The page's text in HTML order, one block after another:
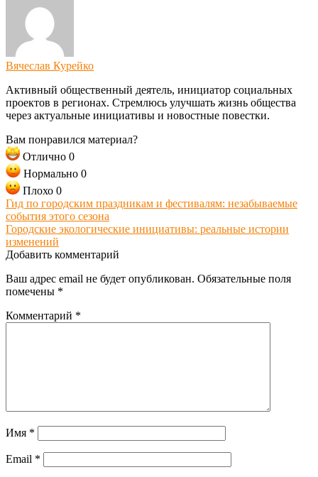
Вячеслав Курейко
Активный общественный деятель, инициатор социальных
проектов в регионах. Стремлюсь улучшать жизнь общества
через актуальные инициативы и новостные повестки.
Вам понравился материал?
Отлично 0
Нормально 0
Плохо 0
Гид по городским праздникам и фестивалям: незабываемые
события этого сезона
Городские экологические инициативы: реальные истории
изменений
Добавить комментарий
Ваш адрес email не будет опубликован. Обязательные поля
помечены *
Комментарий *
Имя *
Email *